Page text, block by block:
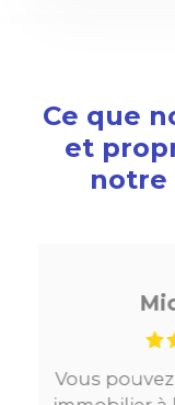
Ce que
et
notre
Je